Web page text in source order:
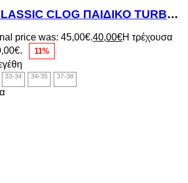
CROCS CLASSIC CLOG ΠΑΙΔΙΚΟ TURBO TEAL
price was: 45,00€.40,00€Η τρέχουσα
11%
33-34 34-35 37-38